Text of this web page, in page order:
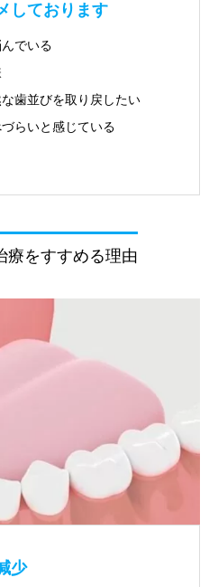
しております
でいる
歯並びを取り戻したい
らいと感じている
療をすすめる理由
少